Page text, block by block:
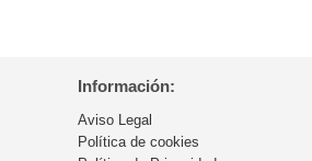
Información:
Aviso Legal
Política de cookies